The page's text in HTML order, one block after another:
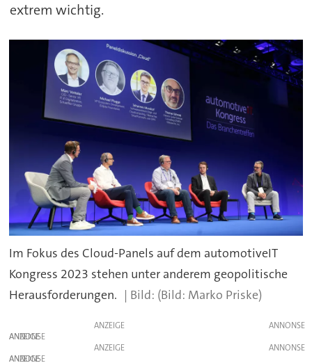
extrem wichtig.
Im Fokus des Cloud-Panels auf dem automotiveIT
Kongress 2023 stehen unter anderem geopolitische
Herausforderungen.
(Bild: Marko Priske)
ANZEIGE
ANZEIGE
ANZEIGE
ANZEIGE